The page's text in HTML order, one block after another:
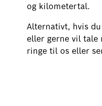
og kilometertal.
Alternativt, hvis
eller gerne vil tale
ringe til os eller